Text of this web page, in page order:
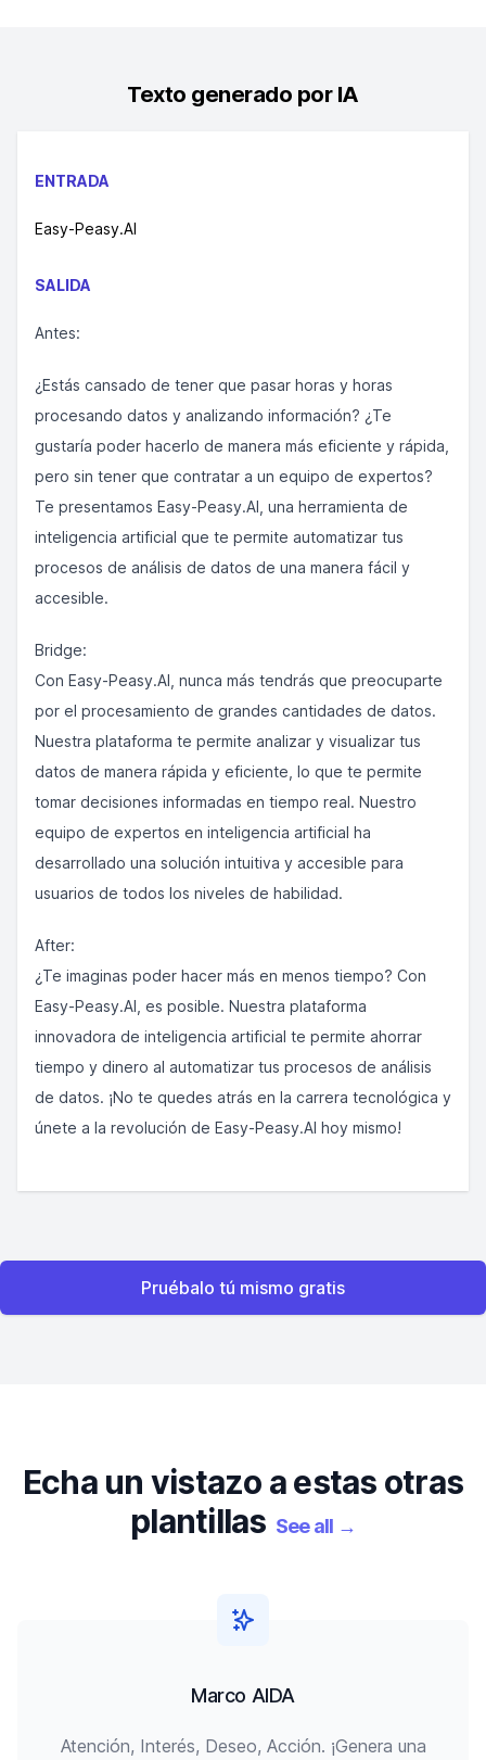
Texto generado por IA
ENTRADA
Easy-Peasy.AI
SALIDA
Antes:
¿Estás cansado de tener que pasar horas y horas
procesando datos y analizando información? ¿Te
gustaría poder hacerlo de manera más eficiente y rápida,
pero sin tener que contratar a un equipo de expertos?
Te presentamos Easy-Peasy.AI, una herramienta de
inteligencia artificial que te permite automatizar tus
procesos de análisis de datos de una manera fácil y
accesible.
Bridge:
Con Easy-Peasy.AI, nunca más tendrás que preocuparte
por el procesamiento de grandes cantidades de datos.
Nuestra plataforma te permite analizar y visualizar tus
datos de manera rápida y eficiente, lo que te permite
tomar decisiones informadas en tiempo real. Nuestro
equipo de expertos en inteligencia artificial ha
desarrollado una solución intuitiva y accesible para
usuarios de todos los niveles de habilidad.
After:
¿Te imaginas poder hacer más en menos tiempo? Con
Easy-Peasy.AI, es posible. Nuestra plataforma
innovadora de inteligencia artificial te permite ahorrar
tiempo y dinero al automatizar tus procesos de análisis
de datos. ¡No te quedes atrás en la carrera tecnológica y
únete a la revolución de Easy-Peasy.AI hoy mismo!
Pruébalo tú mismo gratis
Echa un vistazo a estas otras
plantillas See all →
Marco AIDA
Atención, Interés, Deseo, Acción. ¡Genera una